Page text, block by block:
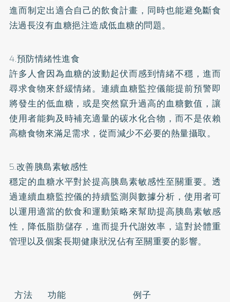
進而制定出適合自己的飲食計畫，同時也能避免斷食
法過長沒有血糖挹注造成低血糖的問題。
4.預防情緒性進食
許多人會因為血糖的波動起伏而感到情緒不穩，進而
尋求食物來舒緩情緒。連續血糖監控儀能提前預警即
將發生的低血糖，或是突然竄升過高的血糖數值，讓
使用者能夠及時補充適量的碳水化合物，而不是依賴
高糖食物來滿足需求，從而減少不必要的熱量攝取。
5.改善胰島素敏感性
穩定的血糖水平對於提高胰島素敏感性至關重要。透
過連續血糖監控儀的持續監測與數據分析，使用者可
以運用適當的飲食和運動策略來幫助提高胰島素敏感
性，降低脂肪儲存，進而提升代謝效率，這對於體重
管理以及個案長期健康狀況佔有至關重要的影響。
方法 功能
例子